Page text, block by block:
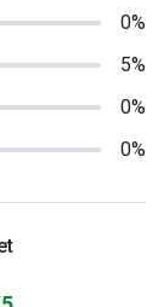
0%
0%
5%
0%